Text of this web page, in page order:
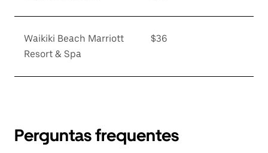
Waikiki Beach Marriott
Resort & Spa
$36
Perguntas frequentes